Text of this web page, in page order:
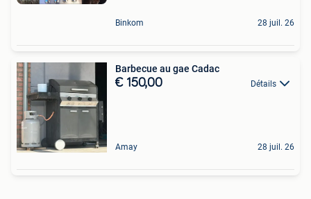
Binkom 28 juil. 26
Barbecue au gae Cadac
€ 150,00 Détails
Amay 28 juil. 26